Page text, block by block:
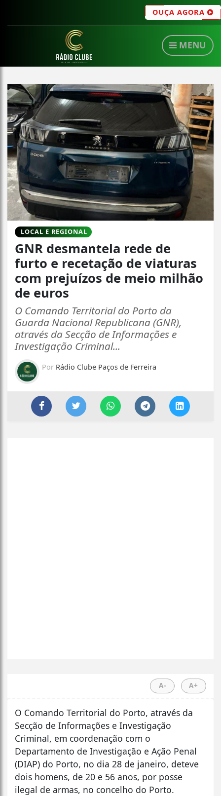
OUÇA AGORA
MENU
LOCAL E REGIONAL
GNR desmantela rede de
furto e recetação de viaturas
com prejuízos de meio milhão
de euros
O Comando Territorial do Porto da
Guarda Nacional Republicana (GNR),
através da Secção de Informações e
Investigação Criminal...
Por Rádio Clube Paços de Ferreira
A- A+
O Comando Territorial do Porto, através da
Secção de Informações e Investigação
Criminal, em coordenação com o
Departamento de Investigação e Ação Penal
(DIAP) do Porto, no dia 28 de janeiro, deteve
dois homens, de 20 e 56 anos, por posse
ilegal de armas, no concelho do Porto.